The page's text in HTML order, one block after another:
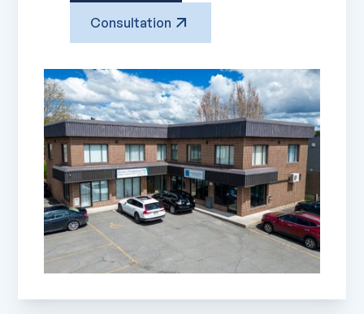
Consultation